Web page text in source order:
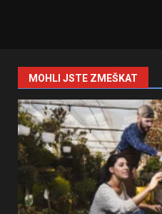
MOHLI JSTE ZMEŠKAT